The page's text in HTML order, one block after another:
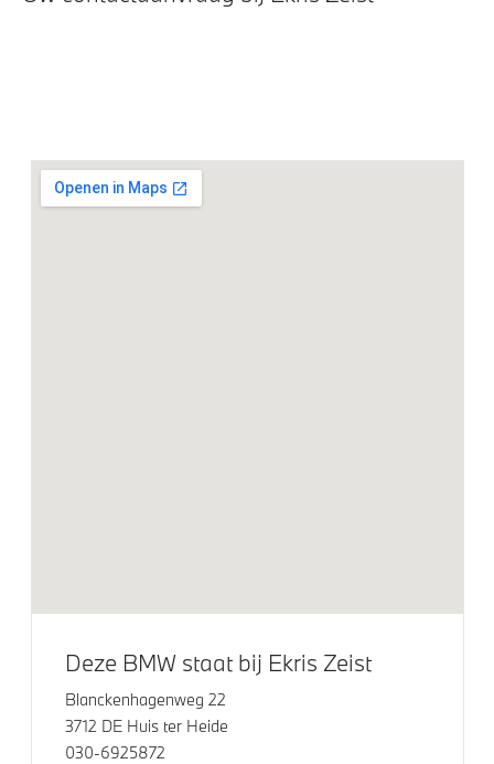
BMW IconicSounds Electric
BMW TeleServices
M Koplampen Shadow Line
M Hoogglans Shadow Line met uitgebreide omvang
20 inch LM aerodynamisch (Styling 890 M) in
Bicolor Jet Black
Deze BMW staat bij Ekris Zeist
Blanckenhagenweg 22
3712 DE Huis ter Heide
030-6925872